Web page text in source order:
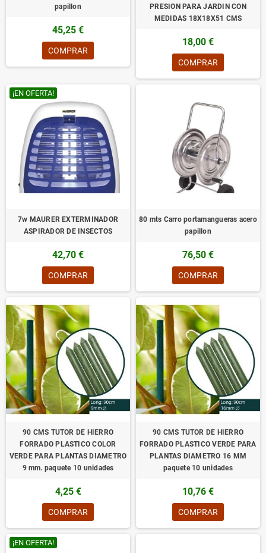
papillon
45,25 €
COMPRAR
PRESION PARA JARDIN CON
MEDIDAS 18X18X51 CMS
18,00 €
COMPRAR
¡EN OFERTA!
7w MAURER EXTERMINADOR
ASPIRADOR DE INSECTOS
42,70 €
COMPRAR
80 mts Carro portamangueras acero
papillon
76,50 €
COMPRAR
90 CMS TUTOR DE HIERRO
FORRADO PLASTICO COLOR
VERDE PARA PLANTAS DIAMETRO
9 mm. paquete 10 unidades
4,25 €
COMPRAR
90 CMS TUTOR DE HIERRO
FORRADO PLASTICO VERDE PARA
PLANTAS DIAMETRO 16 MM
paquete 10 unidades
10,76 €
COMPRAR
¡EN OFERTA!